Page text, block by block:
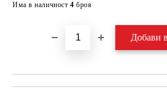
Има в наличност 4 броя